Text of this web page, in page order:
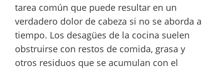
tarea común que puede resultar en un
verdadero dolor de cabeza si no se aborda a
tiempo. Los desagües de la cocina suelen
obstruirse con restos de comida, grasa y
otros residuos que se acumulan con el